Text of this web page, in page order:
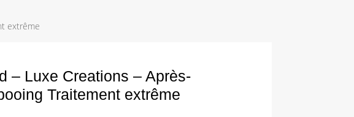
extrême
– Luxe Creations – Après-
Traitement extrême